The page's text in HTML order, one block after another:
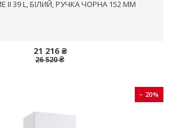
II 39 L, БІЛИЙ, РУЧКА ЧОРНА 152 ММ
21 216 ₴
26 520 ₴
− 20%